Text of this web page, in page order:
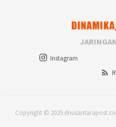
Instagram
Copyright © 2025